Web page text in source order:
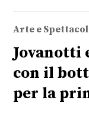
Arte e
Jovanotti
con il
per la